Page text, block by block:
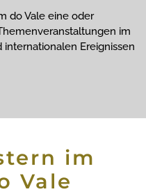
do Vale eine oder
im
Ereignissen
im
Vale